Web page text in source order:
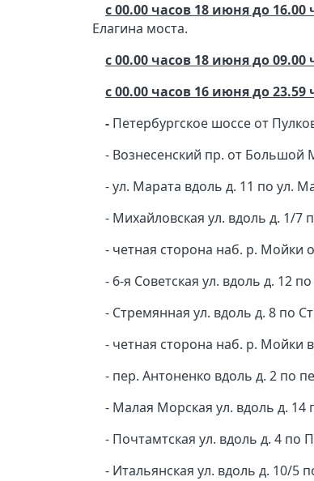
с 00.00 часов 18 июня до
Елагина моста.
с 00.00 часов 18 июня до
с 00.00 часов 16 июня до
- Петербургское шоссе от
- Вознесенский пр. от Большой
- ул. Марата вдоль д. 11 по ул.
- Михайловская ул. вдоль д. 1/7
- четная сторона наб. р. Мойки
- 6-я Советская ул. вдоль д. 12
- Стремянная ул. вдоль д. 8 по
- четная сторона наб. р. Мойки
- пер. Антоненко вдоль д. 2 по
- Малая Морская ул. вдоль д.
- Почтамтская ул. вдоль д. 4 по
- Итальянская ул. вдоль д. 10/5